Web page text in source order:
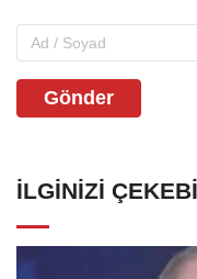
Gönder
İLGINIZI